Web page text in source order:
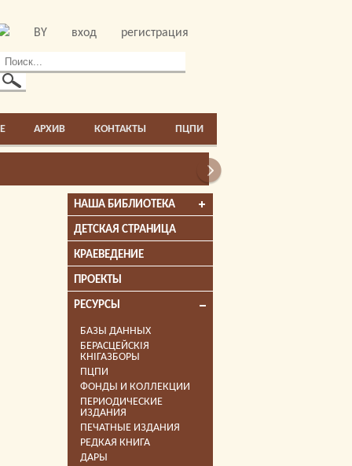
BY вход регистрация
АРХИВ КОНТАКТЫ ПЦПИ
НАША БИБЛИОТЕКА
ДЕТСКАЯ СТРАНИЦА
КРАЕВЕДЕНИЕ
ПРОЕКТЫ
РЕСУРСЫ
БАЗЫ ДАННЫХ
БЕРАСЦЕЙСКІЯ
КНІГАЗБОРЫ
ПЦПИ
ФОНДЫ И КОЛЛЕКЦИИ
ПЕРИОДИЧЕСКИЕ
ИЗДАНИЯ
ПЕЧАТНЫЕ ИЗДАНИЯ
РЕДКАЯ КНИГА
ДАРЫ